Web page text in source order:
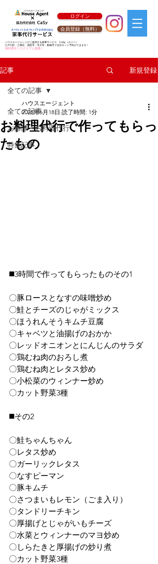
ログイン
会員登録（無料）
ハウスエージェントがご提供する家事サービス CaSy （カジー）
江戸川区・江東区・浦安市・市川市・船橋市で当日ネット予約ができます！
福利厚生リロクラブと提携！
記事 新規登録
全ての記事
お掃除・お料理代行
特集記事
全ての記事
お料理代行で作ってもらっ
たもの
ハウスエージェント
2025年6月18日 読了時間: 1分
◼️3時間で作ってもらったものその1
〇豚ロースとなすの味噌炒め
〇鮭とチーズのじゃがミックス
〇ほうれんそうキムチ豆腐
〇キャベツと油揚げのおかか
〇レッドオニオンとにんじんのサラダ
〇鶏むね肉のおろし煮
〇鶏むね肉とレタス炒め
〇小松菜のウィンナー炒め
〇カット野菜3種
◼️その2
〇鮭ちゃんちゃん
〇レタス炒め
〇ガーリックレタス
〇なすピーマン
〇豚キムチ
〇さつまいもレモン（ごま入り）
〇タンドリーチキン
〇厚揚げとじゃがいもチーズ
〇水菜とウィンナーのマヨ炒め
〇しらたきと厚揚げの炒り煮
〇カット野菜3種